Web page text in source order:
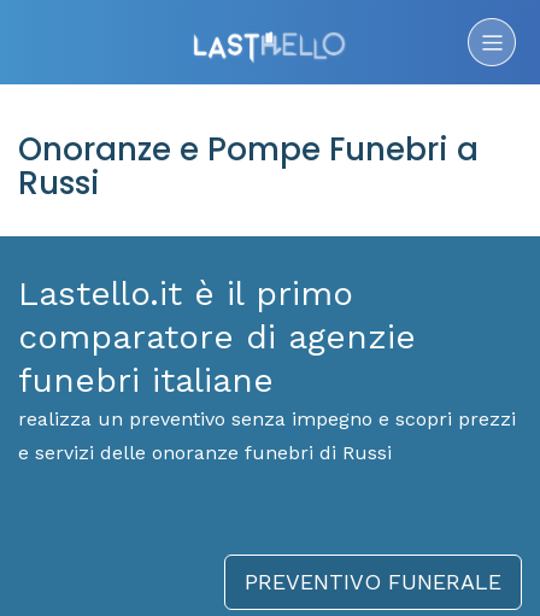
Onoranze e Pompe Funebri a
Russi
Lastello.it è il primo
comparatore di agenzie
funebri italiane
realizza un preventivo senza impegno e scopri prezzi
e servizi delle onoranze funebri di Russi
PREVENTIVO FUNERALE